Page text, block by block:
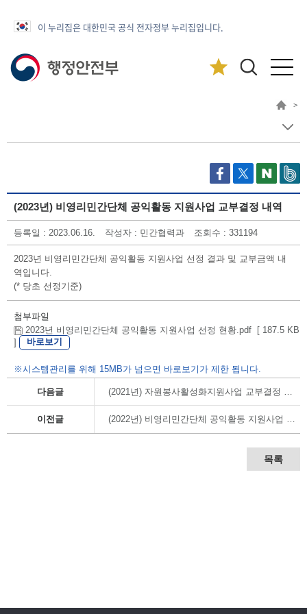
이 누리집은 대한민국 공식 전자정부 누리집입니다.
>
(2023년) 비영리민간단체 공익활동 지원사업 교부결정 내역
등록일 : 2023.06.16. 작성자 : 민간협력과 조회수 : 331194
2023년 비영리민간단체 공익활동 지원사업 선정 결과 및 교부금액 내
역입니다.
(* 당초 선정기준)
첨부파일
2023년 비영리민간단체 공익활동 지원사업 선정 현황.pdf [ 187.5 KB
]
바로보기
※시스템관리를 위해 15MB가 넘으면 바로보기가 제한 됩니다.
다음글 (2021년) 자원봉사활성화지원사업 교부결정 내역
이전글 (2022년) 비영리민간단체 공익활동 지원사업 교부결정 내역
목록